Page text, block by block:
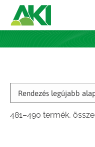
481–490 termék,